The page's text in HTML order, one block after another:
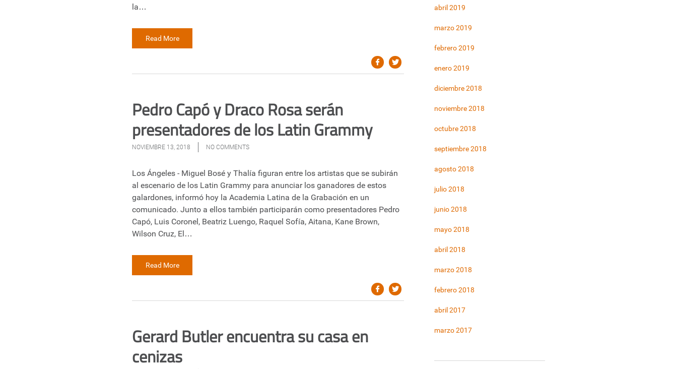
la…
Read More
Pedro Capó y Draco Rosa serán
presentadores de los Latin Grammy
NOVIEMBRE 13, 2018 NO COMMENTS
Los Ángeles - Miguel Bosé y Thalía figuran entre los artistas que se subirán
al escenario de los Latin Grammy para anunciar los ganadores de estos
galardones, informó hoy la Academia Latina de la Grabación en un
comunicado. Junto a ellos también participarán como presentadores Pedro
Capó, Luis Coronel, Beatriz Luengo, Raquel Sofía, Aitana, Kane Brown,
Wilson Cruz, El…
Read More
Gerard Butler encuentra su casa en
cenizas
abril 2019
marzo 2019
febrero 2019
enero 2019
diciembre 2018
noviembre 2018
octubre 2018
septiembre 2018
agosto 2018
julio 2018
junio 2018
mayo 2018
abril 2018
marzo 2018
febrero 2018
abril 2017
marzo 2017